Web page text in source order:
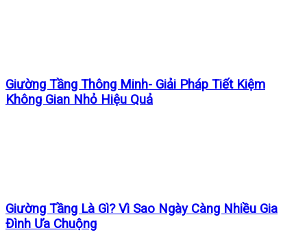
Giường Tầng Thông Minh- Giải Pháp Tiết Kiệm
Không Gian Nhỏ Hiệu Quả
Giường Tầng Là Gì? Vì Sao Ngày Càng Nhiều Gia
Đình Ưa Chuộng